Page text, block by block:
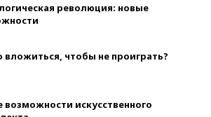
революция: новые
вложиться, чтобы не проиграть?
возможности искусственного